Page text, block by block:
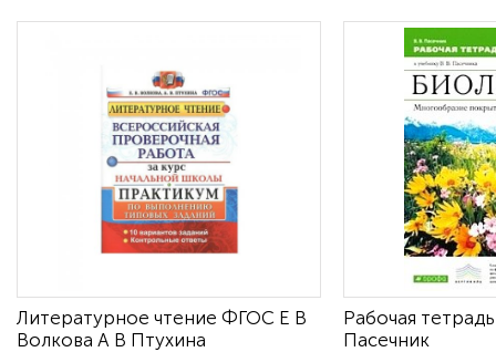
Литературное чтение ФГОС Е В
Волкова А В Птухина
Рабочая
Пасечник